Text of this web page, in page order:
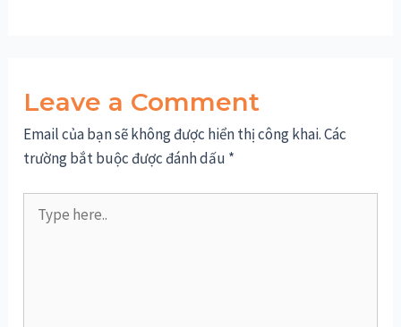
Leave a Comment
Email của bạn sẽ không được hiển thị công khai.Các
trường bắt buộc được đánh dấu *
here..